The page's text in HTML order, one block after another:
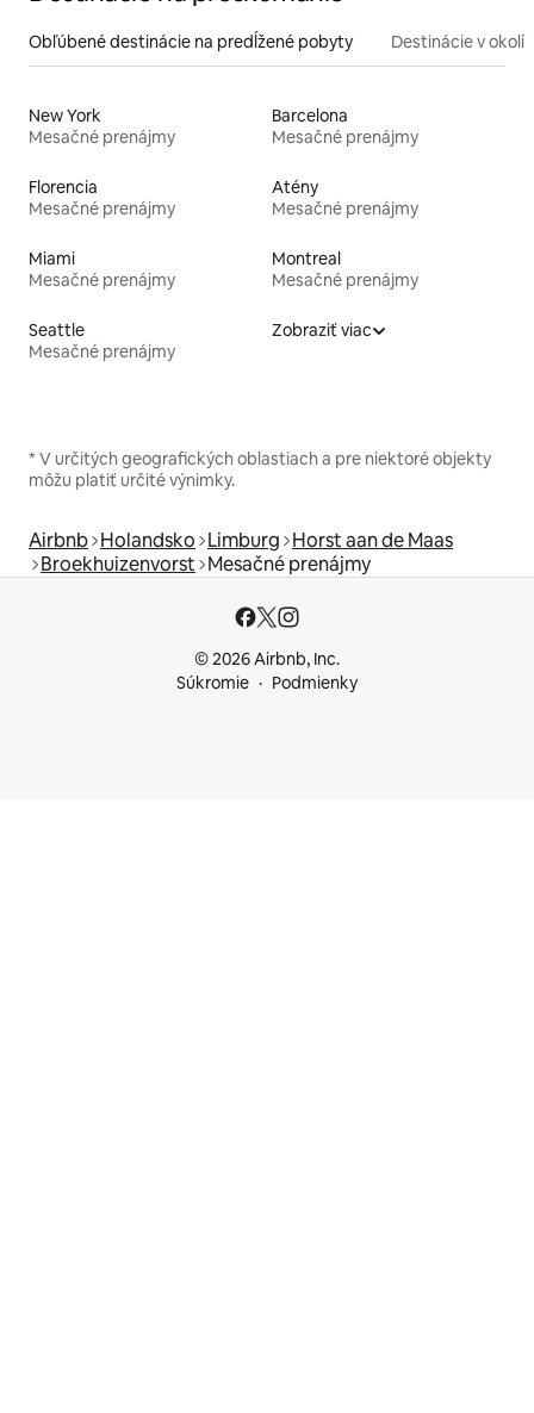
Obľúbené destinácie na predĺžené pobyty Destinácie v okolí
New York
Mesačné prenájmy
Barcelona
Mesačné prenájmy
Florencia
Mesačné prenájmy
Atény
Mesačné prenájmy
Miami
Mesačné prenájmy
Montreal
Mesačné prenájmy
Seattle
Mesačné prenájmy
Zobraziť viac
* V určitých geografických oblastiach a pre niektoré objekty
môžu platiť určité výnimky.
Airbnb Holandsko Limburg Horst aan de Maas
Broekhuizenvorst Mesačné prenájmy
© 2026 Airbnb, Inc.
Súkromie
Podmienky